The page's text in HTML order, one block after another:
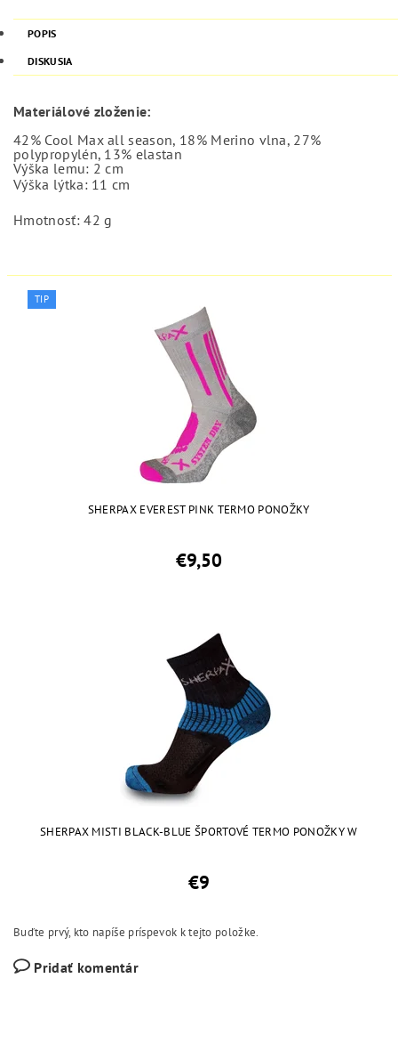
POPIS
DISKUSIA
Materiálové zloženie:
42% Cool Max all season, 18% Merino vlna, 27%
polypropylén, 13% elastan
Výška lemu: 2 cm
Výška lýtka: 11 cm
Hmotnosť: 42 g
TIP
SHERPAX EVEREST PINK TERMO PONOŽKY
€9,50
SHERPAX MISTI BLACK-BLUE ŠPORTOVÉ TERMO PONOŽKY W
€9
Buďte prvý, kto napíše príspevok k tejto položke.
Pridať komentár